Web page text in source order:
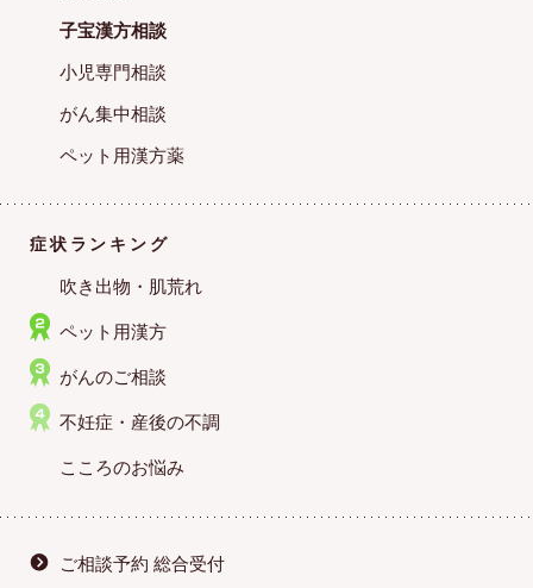
子宝漢方相談
小児専門相談
がん集中相談
ペット用漢方薬
症状ランキング
吹き出物・肌荒れ
ペット用漢方
がんのご相談
不妊症・産後の不調
こころのお悩み
ご相談予約 総合受付